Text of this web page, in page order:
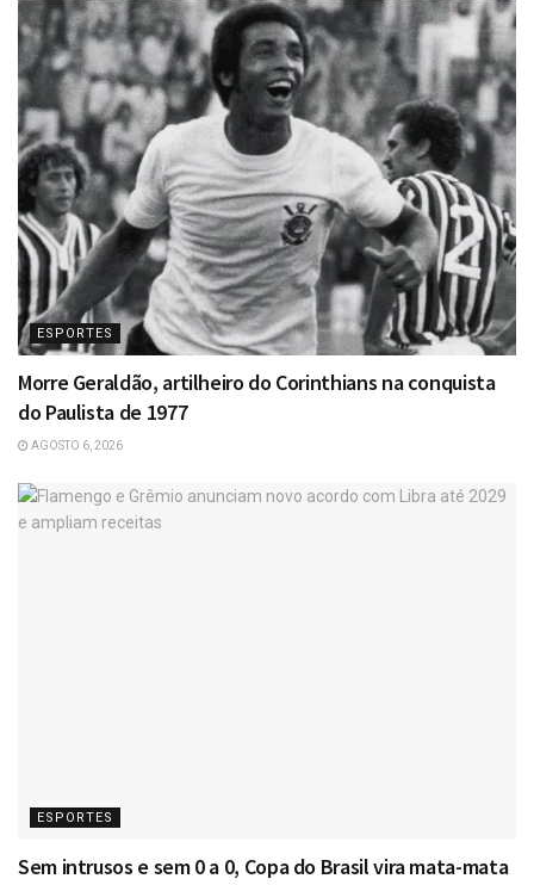
ESPORTES
Morre Geraldão, artilheiro do Corinthians na conquista
do Paulista de 1977
AGOSTO 6, 2026
ESPORTES
Sem intrusos e sem 0 a 0, Copa do Brasil vira mata-mata